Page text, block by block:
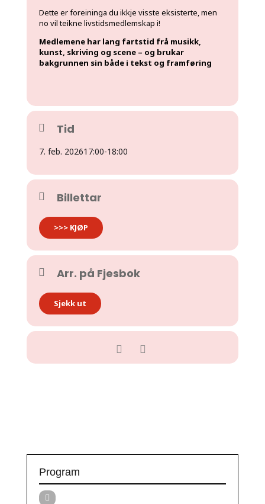
Dette er foreininga du ikkje visste eksisterte, men
no vil teikne livstidsmedlemskap i!
Medlemene har lang fartstid frå musikk,
kunst, skriving og scene – og brukar
bakgrunnen sin både i tekst og framføring
Tid
7. feb. 202617:00-18:00
Billettar
>>> KJØP
Arr. på Fjesbok
Sjekk ut
Program